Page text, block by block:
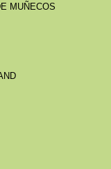
MUÑECOS